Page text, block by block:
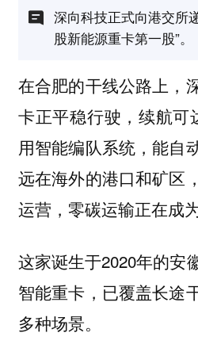
深向科技正式向港交所
股新能源重卡第一股”。
在合肥的干线公路上，
卡正平稳行驶，续航可
用智能编队系统，能自
远在海外的港口和矿区
运营，零碳运输正在成为
这家诞生于2020年的安
智能重卡，已覆盖长途
多种场景。